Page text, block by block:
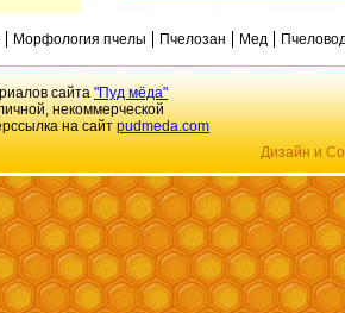
Морфология пчелы Пчелозан Мед
сайта"Пуд мёда"
некоммерческой
на сайтpudmeda.com
Дизайн и